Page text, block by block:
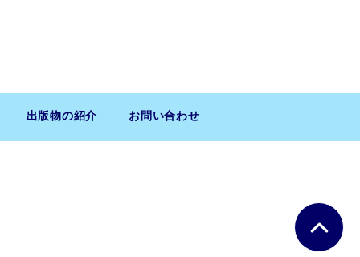
出版物の紹介 お問い合わせ